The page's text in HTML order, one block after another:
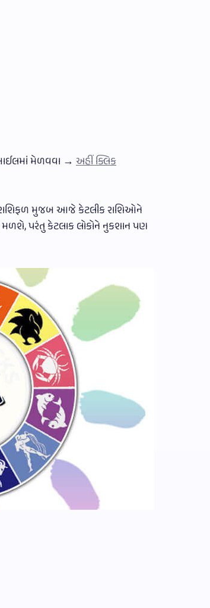
મેળવવા → અહીં ક્લિક
રાશિફળ મુજબ આજે કેટલીક રાશિઓને
મળશે, પરંતુ કેટલાક લોકોને નુકશાન પણ